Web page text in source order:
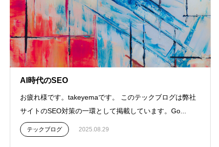
AI時代のSEO
お疲れ様です。takeyemaです。 このテックブログは弊社
サイトのSEO対策の一環として掲載しています。Go...
テックブログ 2025.08.29